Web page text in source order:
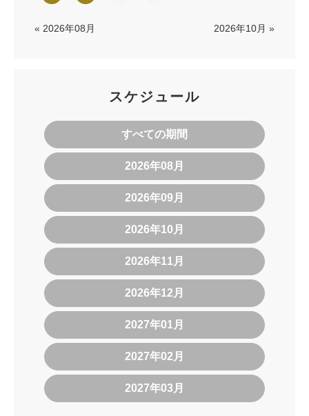
« 2026年08月 2026年10月 »
スケジュール
すべての期間
2026年08月
2026年09月
2026年10月
2026年11月
2026年12月
2027年01月
2027年02月
2027年03月